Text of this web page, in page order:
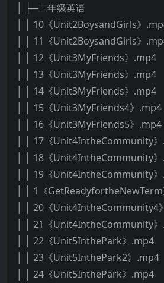
│ ├─二年级英语
│ │ 10《Unit2BoysandGirls》
│ │ 11《Unit2BoysandGirls》
│ │ 12《Unit3MyFriends》.mp4
│ │ 13《Unit3MyFriends》.mp4
│ │ 14《Unit3MyFriends》.mp4
│ │ 15《Unit3MyFriends4》.mp4
│ │ 16《Unit3MyFriends5》.mp4
│ │ 17《Unit4IntheCommunity
│ │ 18《Unit4IntheCommunity
│ │ 19《Unit4IntheCommunity
│ │ 1《
│ │ 20《Unit4IntheCommunity4
│ │ 21《Unit4IntheCommunity
│ │ 22《Unit5InthePark》.mp4
│ │ 23《Unit5InthePark2》.mp4
│ │ 24《Unit5InthePark》.mp4